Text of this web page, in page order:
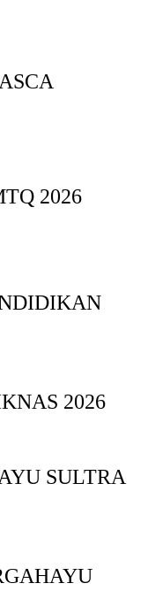
2026
2026
SULTRA